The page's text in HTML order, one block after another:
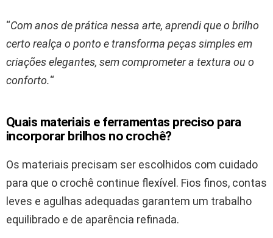
“Com anos de prática nessa arte, aprendi que o brilho
certo realça o ponto e transforma peças simples em
criações elegantes, sem comprometer a textura ou o
conforto.“
Quais materiais e ferramentas preciso para
incorporar brilhos no crochê?
Os materiais precisam ser escolhidos com cuidado
para que o crochê continue flexível. Fios finos, contas
leves e agulhas adequadas garantem um trabalho
equilibrado e de aparência refinada.